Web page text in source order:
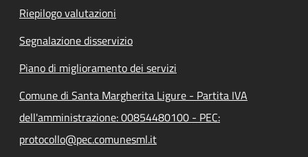
Riepilogo valutazioni
Segnalazione disservizio
Piano di miglioramento dei servizi
Comune di Santa Margherita Ligure - Partita IVA
dell'amministrazione: 00854480100 - PEC:
protocollo@pec.comunesml.it